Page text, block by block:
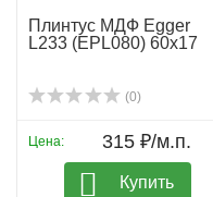
Плинтус МДФ Egger
L233 (EPL080) 60х17
(0)
Цена: 315 ₽/м.п.
Купить